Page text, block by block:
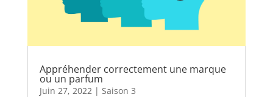
Appréhender correctement une marque
ou un parfum
Juin 27, 2022 | Saison 3